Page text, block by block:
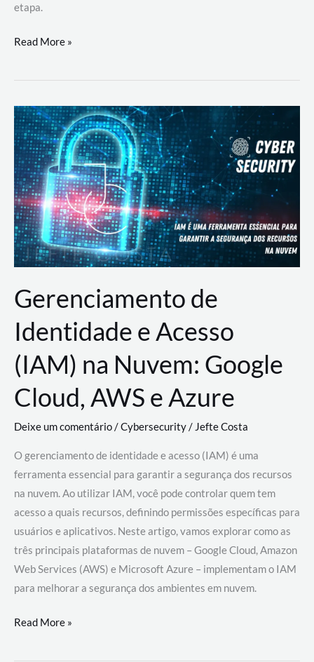
etapa.
DevSecOps
Prática:
Desenvolvimento,
Segurança
e
Operações
Read More »
Gerenciamento de
Identidade e Acesso
(IAM) na Nuvem: Google
Cloud, AWS e Azure
Deixe um comentário/Cybersecurity/ Jefte Costa
O gerenciamento de identidade e acesso (IAM) é uma
ferramenta essencial para garantir a segurança dos recursos
na nuvem. Ao utilizar IAM, você pode controlar quem tem
acesso a quais recursos, definindo permissões específicas para
usuários e aplicativos. Neste artigo, vamos explorar como as
três principais plataformas de nuvem – Google Cloud, Amazon
Web Services (AWS) e Microsoft Azure – implementam o IAM
para melhorar a segurança dos ambientes em nuvem.
Gerenciamento
Read More »